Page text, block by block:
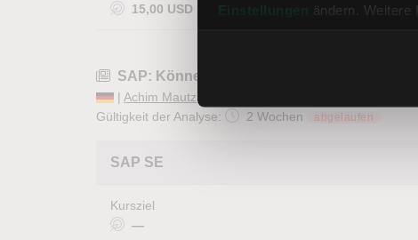
Einstellungen
ändern. Weitere
15,00 USD
SAP: Können die Zahlen eine Wende
| Achim Mautz
Gültigkeit der Analyse:
2 Wochen abgelaufen
SAP SE
Kursziel
—